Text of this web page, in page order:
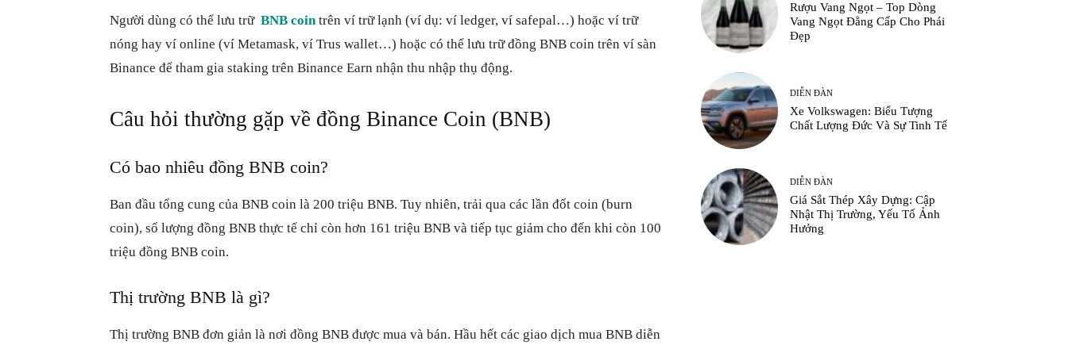
tin
Người dùng có thể lưu trữ BNB coin trên ví trữ lạnh (ví dụ: ví ledger, ví safepal…) hoặc ví trữ
nóng hay ví online (ví Metamask, ví Trus wallet…) hoặc có thể lưu trữ đồng BNB coin trên ví sàn
Binance để tham gia staking trên Binance Earn nhận thu nhập thụ động.
Câu hỏi thường gặp về đồng Binance Coin (BNB)
Có bao nhiêu đồng BNB coin?
Ban đầu tổng cung của BNB coin là 200 triệu BNB. Tuy nhiên, trải qua các lần đốt coin (burn
coin), số lượng đồng BNB thực tế chỉ còn hơn 161 triệu BNB và tiếp tục giảm cho đến khi còn 100
triệu đồng BNB coin.
Thị trường BNB là gì?
Thị trường BNB đơn giản là nơi đồng BNB được mua và bán. Hầu hết các giao dịch mua BNB diễn
Rượu Vang Ngọt – Top Dòng
Vang Ngọt Đẳng Cấp Cho Phái
Đẹp
DIỄN ĐÀN
Xe Volkswagen: Biểu Tượng
Chất Lượng Đức Và Sự Tinh Tế
DIỄN ĐÀN
Giá Sắt Thép Xây Dựng: Cập
Nhật Thị Trường, Yếu Tố Ảnh
Hưởng